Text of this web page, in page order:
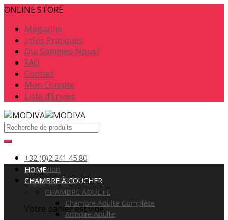
ONLINE STORE
Magazine
Infos Pratiques
Qui Sommes-Nous?
FAQ
Contact
Mon Compte
Liste d’Envies
+32 (0)2 241 45 80
Connexion
Panier /0.00€
Votre panier est vide.
HOME
CHAMBRE À COUCHER
CHAMBRE ADULTE
Chambre Adulte Complète
Armoire Adulte